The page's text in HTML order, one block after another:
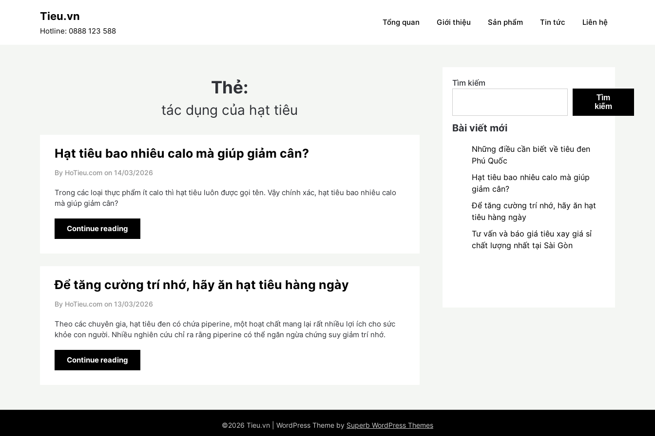
Tieu.vn
Hotline: 0888 123 588
Tổng quan Giới thiệu Sản phẩm Tin tức Liên hệ
Thẻ:
tác dụng của hạt tiêu
Hạt tiêu bao nhiêu calo mà giúp giảm cân?
By HoTieu.com on 14/03/2026
Trong các loại thực phẩm ít calo thì hạt tiêu luôn được gọi tên. Vậy chính xác, hạt tiêu bao nhiêu calo
mà giúp giảm cân?
Continue reading
Để tăng cường trí nhớ, hãy ăn hạt tiêu hàng ngày
By HoTieu.com on 13/03/2026
Theo các chuyên gia, hạt tiêu đen có chứa piperine, một hoạt chất mang lại rất nhiều lợi ích cho sức
khỏe con người. Nhiều nghiên cứu chỉ ra rằng piperine có thể ngăn ngừa chứng suy giảm trí nhớ.
Continue reading
Tìm kiếm
Tìm
kiếm
Bài viết mới
Những điều cần biết về tiêu đen
Phú Quốc
Hạt tiêu bao nhiêu calo mà giúp
giảm cân?
Để tăng cường trí nhớ, hãy ăn hạt
tiêu hàng ngày
Tư vấn và báo giá tiêu xay giá sỉ
chất lượng nhất tại Sài Gòn
©2026 Tieu.vn | WordPress Theme by Superb WordPress Themes